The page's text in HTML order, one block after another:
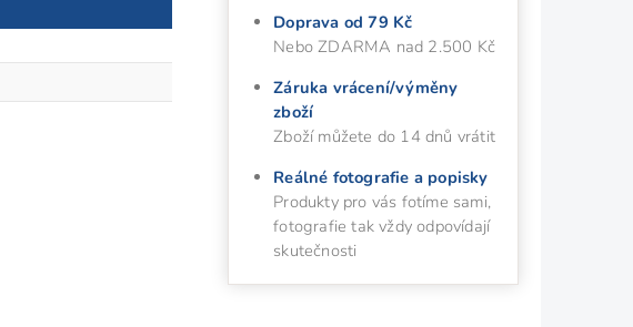
Doprava od 79 Kč
Nebo ZDARMA nad 2.500 Kč
Záruka vrácení/výměny
zboží
Zboží můžete do 14 dnů vrátit
Reálné fotografie a popisky
Produkty pro vás fotíme sami,
fotografie tak vždy odpovídají
skutečnosti